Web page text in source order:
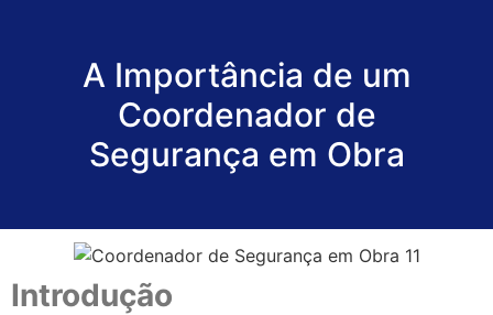
A Importância de um
Coordenador de
Segurança em Obra
Introdução